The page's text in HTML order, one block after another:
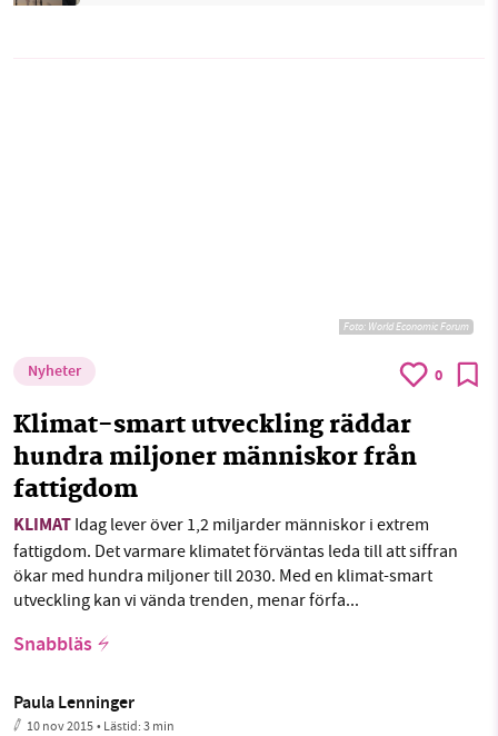
Foto: World Economic Forum
Nyheter 0
Klimat-smart utveckling räddar
hundra miljoner människor från
fattigdom
KLIMAT Idag lever över 1,2 miljarder människor i extrem
fattigdom. Det varmare klimatet förväntas leda till att siffran
ökar med hundra miljoner till 2030. Med en klimat-smart
utveckling kan vi vända trenden, menar förfa...
Snabbläs
Paula Lenninger
10 nov 2015• Lästid:3 min